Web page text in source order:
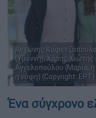
Αντώνης
(Υβόννη), Χάρης Χιώτης
Αγγελοπούλου (Μαρία,
η νύφη) (Copyright: ΕΡΤ)
Ένα σύγχρονο